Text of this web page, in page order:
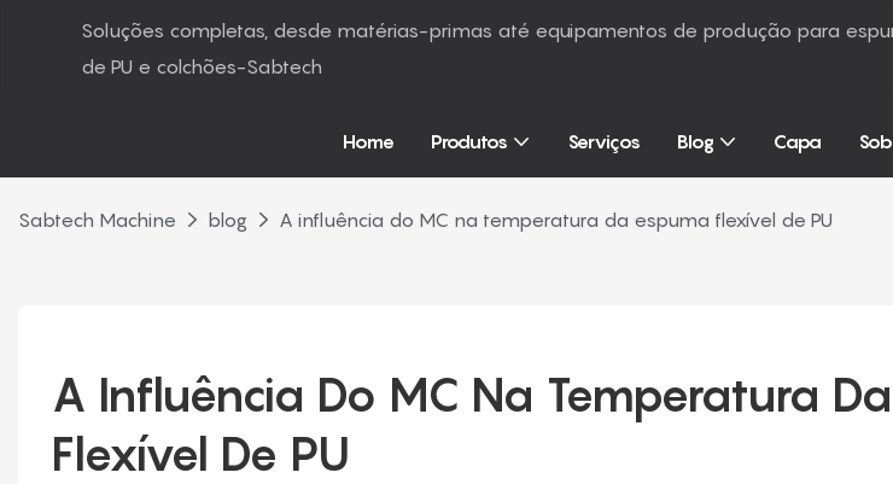
Soluções completas, desde matérias-primas até equipamentos de produção para
de PU e colchões-Sabtech
Home Produtos Serviços Blog Capa
Sabtech Machine blog A influência do MC na temperatura da espuma flexível de PU
A Influência Do MC Na Temperatura
Flexível De PU